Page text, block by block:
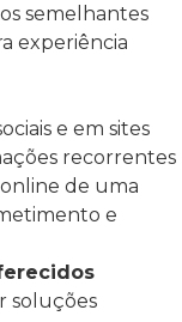
semelhantes
experiência
e em sites
recorrentes
de uma
e
soluções